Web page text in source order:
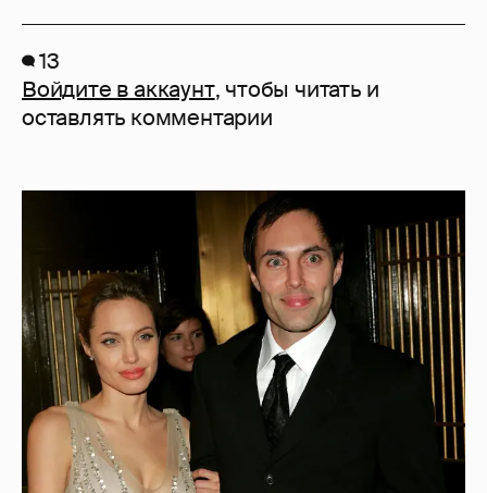
13
Войдите в аккаунт, чтобы читать и
оставлять комментарии